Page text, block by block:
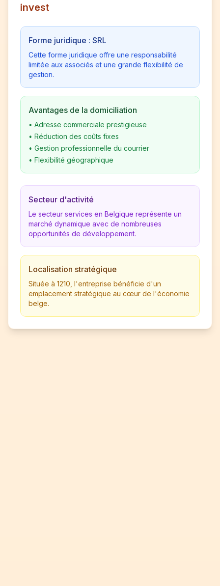
invest
Forme juridique : SRL
Cette forme juridique offre une responsabilité
limitée aux associés et une grande flexibilité de
gestion.
Avantages de la domiciliation
• Adresse commerciale prestigieuse
• Réduction des coûts fixes
• Gestion professionnelle du courrier
• Flexibilité géographique
Secteur d'activité
Le secteur services en Belgique représente un
marché dynamique avec de nombreuses
opportunités de développement.
Localisation stratégique
Située à 1210, l'entreprise bénéficie d'un
emplacement stratégique au cœur de l'économie
belge.